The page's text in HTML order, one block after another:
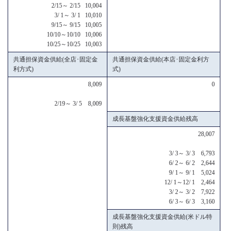
2/15～ 2/15 10,004
3/ 1～ 3/ 1 10,010
9/15～ 9/15 10,005
10/10～10/10 10,006
10/25～10/25 10,003
共通担保資金供給(全店･固定金
利方式)
共通担保資金供給(本店･固定金利方
式)
8,009
2/19～ 3/ 5 8,009
0
成長基盤強化支援資金供給残高
28,007
3/ 3～ 3/ 3 6,793
6/ 2～ 6/ 2 2,644
9/ 1～ 9/ 1 5,024
12/ 1～12/ 1 2,464
3/ 2～ 3/ 2 7,922
6/ 3～ 6/ 3 3,160
成長基盤強化支援資金供給(米ドル特
則)残高